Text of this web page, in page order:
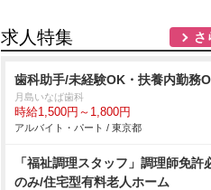
求人特集 さ
歯科助手/未経験OK・扶養内勤務
月島いなば歯科
時給1,500円～1,800円
アルバイト・パート / 東京都
「福祉調理スタッフ」調理師免許
のみ/住宅型有料老人ホーム